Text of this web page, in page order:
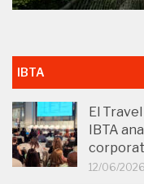
IBTA
El
IBTA
12/06/2026